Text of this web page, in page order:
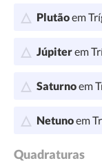
Plutãoem
Júpiterem
Saturnoem
Netunoem
Quadraturas